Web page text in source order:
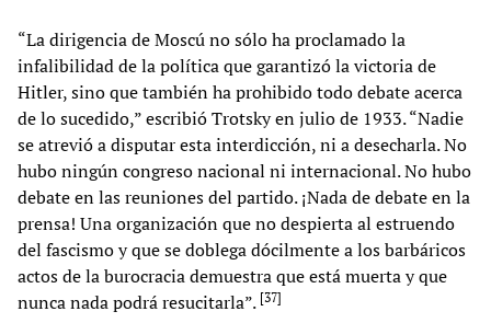
“La dirigencia de Moscú no sólo ha proclamado la
infalibilidad de la política que garantizó la victoria de
Hitler, sino que también ha prohibido todo debate acerca
de lo sucedido,” escribió Trotsky en julio de 1933. “Nadie
se atrevió a disputar esta interdicción, ni a desecharla. No
hubo ningún congreso nacional ni internacional. No hubo
debate en las reuniones del partido. ¡Nada de debate en la
prensa! Una organización que no despierta al estruendo
del fascismo y que se doblega dócilmente a los barbáricos
actos de la burocracia demuestra que está muerta y que
nunca nada podrá resucitarla”. [37]